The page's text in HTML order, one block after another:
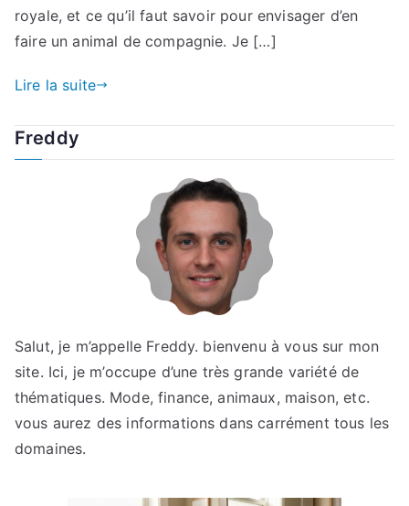
royale, et ce qu’il faut savoir pour envisager d’en
faire un animal de compagnie. Je […]
Lire la suite
Freddy
Salut, je m’appelle Freddy. bienvenu à vous sur mon
site. Ici, je m’occupe d’une très grande variété de
thématiques. Mode, finance, animaux, maison, etc.
vous aurez des informations dans carrément tous les
domaines.